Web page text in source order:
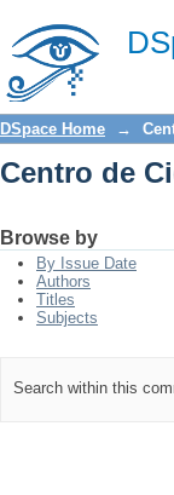
Centro de
DSpace Home →
Centro de
Browse by
By Issue Date
Authors
Titles
Subjects
Search within this